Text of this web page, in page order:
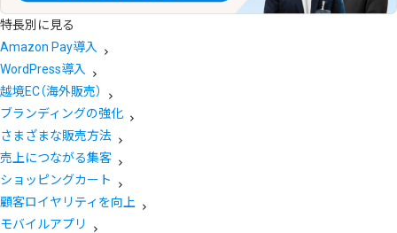
特長別に見る
Amazon Pay導入
WordPress導入
越境EC（海外販売）
ブランディングの強化
さまざまな販売方法
売上につながる集客
ショッピングカート
顧客ロイヤリティを向上
モバイルアプリ